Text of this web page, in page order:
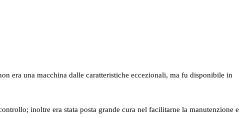
era una macchina dalle caratteristiche eccezionali, ma fu disponibile in
inoltre era stata posta grande cura nel facilitarne la manutenzione e